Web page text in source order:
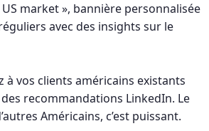
market », bannière personnalisée
avec des insights sur le
vos clients américains existants
recommandations LinkedIn. Le
Américains, c’est puissant.